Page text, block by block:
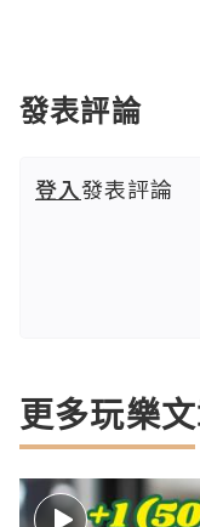
發表評論
登入發表評論
更多玩樂